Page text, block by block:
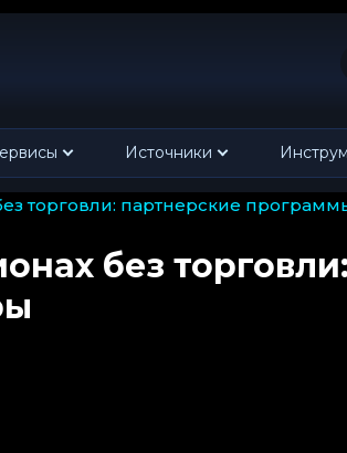
Источники
торговли: партнерские
без